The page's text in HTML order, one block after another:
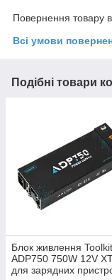
Повернення товару
Всі умови
Подібні товари
Блок живлення
ADP750 750W 12V
для зарядних